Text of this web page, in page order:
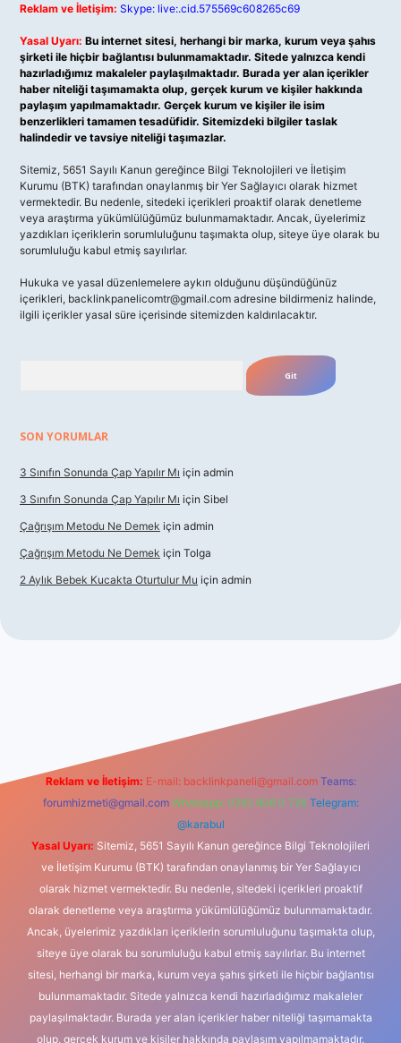
Reklam ve İletişim: Skype: live:.cid.575569c608265c69
Yasal Uyarı: Bu internet sitesi, herhangi bir marka, kurum veya şahıs
şirketi ile hiçbir bağlantısı bulunmamaktadır. Sitede yalnızca kendi
hazırladığımız makaleler paylaşılmaktadır. Burada yer alan içerikler
haber niteliği taşımamakta olup, gerçek kurum ve kişiler hakkında
paylaşım yapılmamaktadır. Gerçek kurum ve kişiler ile isim
benzerlikleri tamamen tesadüfidir. Sitemizdeki bilgiler taslak
halindedir ve tavsiye niteliği taşımazlar.
Sitemiz, 5651 Sayılı Kanun gereğince Bilgi Teknolojileri ve İletişim
Kurumu (BTK) tarafından onaylanmış bir Yer Sağlayıcı olarak hizmet
vermektedir. Bu nedenle, sitedeki içerikleri proaktif olarak denetleme
veya araştırma yükümlülüğümüz bulunmamaktadır. Ancak, üyelerimiz
yazdıkları içeriklerin sorumluluğunu taşımakta olup, siteye üye olarak bu
sorumluluğu kabul etmiş sayılırlar.
Hukuka ve yasal düzenlemelere aykırı olduğunu düşündüğünüz
içerikleri, backlinkpanelicomtr@gmail.com adresine bildirmeniz halinde,
ilgili içerikler yasal süre içerisinde sitemizden kaldırılacaktır.
SON YORUMLAR
3 Sınıfın Sonunda Çap Yapılır Mı için admin
3 Sınıfın Sonunda Çap Yapılır Mı için Sibel
Çağrışım Metodu Ne Demek için admin
Çağrışım Metodu Ne Demek için Tolga
2 Aylık Bebek Kucakta Oturtulur Mu için admin
Reklam ve İletişim: E-mail: backlinkpaneli@gmail.com Teams:
forumhizmeti@gmail.com Whatsapp: 0262 606 0 726 Telegram:
@karabul
Yasal Uyarı: Sitemiz, 5651 Sayılı Kanun gereğince Bilgi Teknolojileri
ve İletişim Kurumu (BTK) tarafından onaylanmış bir Yer Sağlayıcı
olarak hizmet vermektedir. Bu nedenle, sitedeki içerikleri proaktif
olarak denetleme veya araştırma yükümlülüğümüz bulunmamaktadır.
Ancak, üyelerimiz yazdıkları içeriklerin sorumluluğunu taşımakta olup,
siteye üye olarak bu sorumluluğu kabul etmiş sayılırlar. Bu internet
sitesi, herhangi bir marka, kurum veya şahıs şirketi ile hiçbir bağlantısı
bulunmamaktadır. Sitede yalnızca kendi hazırladığımız makaleler
paylaşılmaktadır. Burada yer alan içerikler haber niteliği taşımamakta
olup, gerçek kurum ve kişiler hakkında paylaşım yapılmamaktadır.